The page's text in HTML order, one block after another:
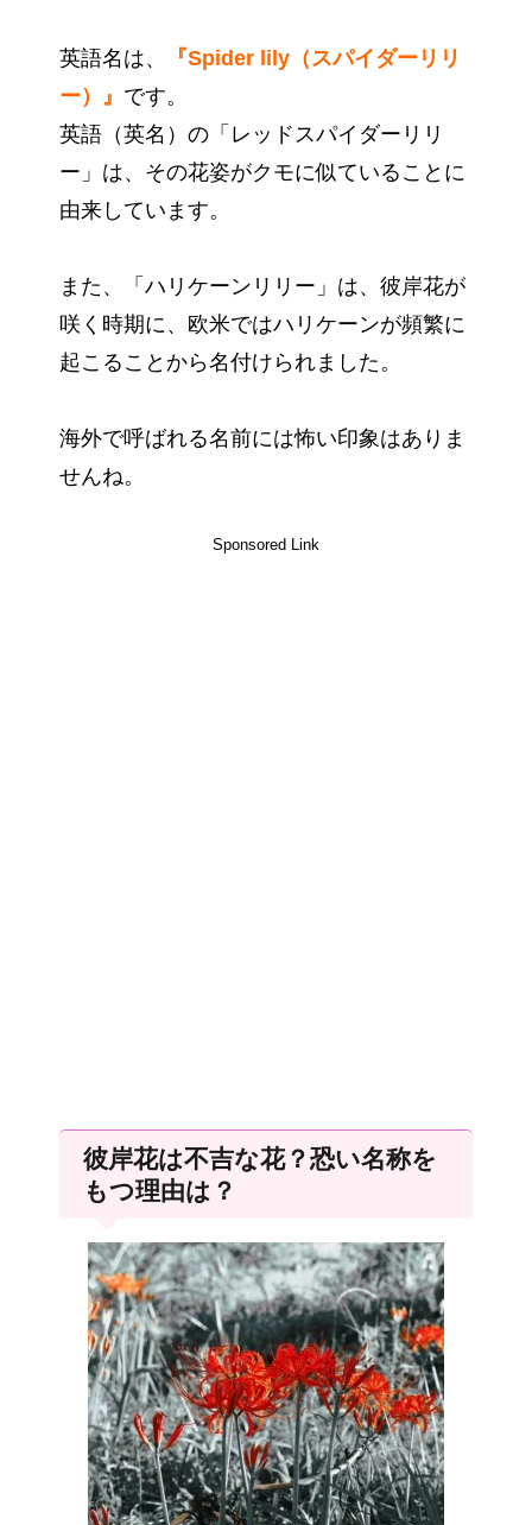
英語名は、
『Spider lily（スパイダーリリ
ー）』 です。
英語（英名）の「レッドスパイダーリリ
ー」は、その花姿がクモに似ていることに
由来しています。
また、「ハリケーンリリー」は、彼岸花が
咲く時期に、欧米ではハリケーンが頻繁に
起こることから名付けられました。
海外で呼ばれる名前には怖い印象はありま
せんね。
Sponsored Link
彼岸花は不吉な花？恐い名称を
もつ理由は？